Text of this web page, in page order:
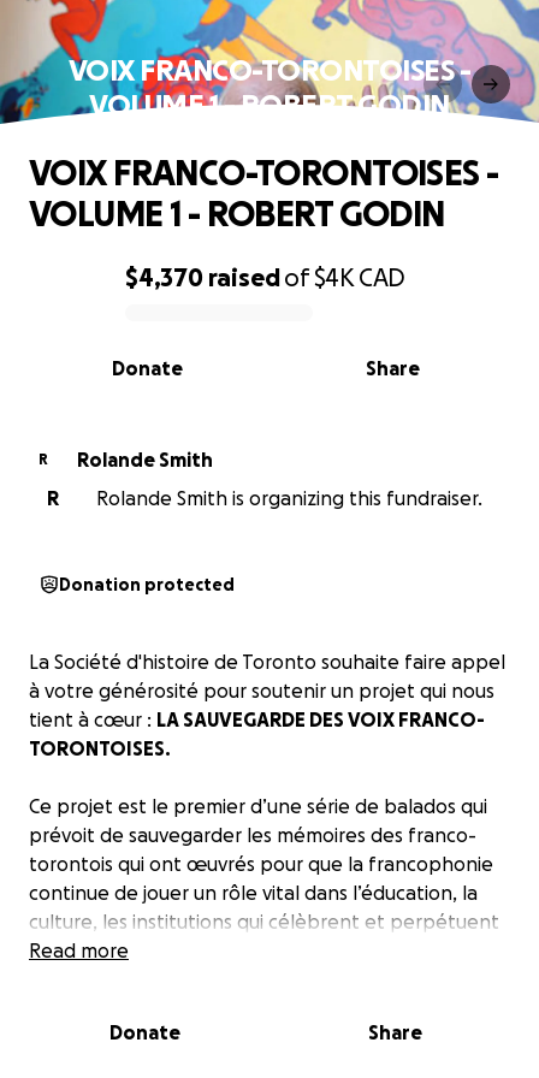
VOIX FRANCO-TORONTOISES -
VOLUME 1 - ROBERT GODIN
0% complete
$4,370 raisedof$4K CAD
Share
Donate
VOIX FRANCO-TORONTOISES -
VOLUME 1 - ROBERT GODIN
R
Rolande Smith
R
Rolande Smith is organizing this fundraiser.
Donation protected
La Société d'histoire de Toronto souhaite faire appel
à votre générosité pour soutenir un projet qui nous
tient à cœur : LA SAUVEGARDE DES VOIX FRANCO-
TORONTOISES.
Ce projet est le premier d’une série de balados qui
prévoit de sauvegarder les mémoires des franco-
torontois qui ont œuvrés pour que la francophonie
continue de jouer un rôle vital dans l’éducation, la
culture, les institutions qui célèbrent et perpétuent
l'héritage francophone dans un contexte
Nous débuterons ce projet en retraçant les
Read more
Donate Share